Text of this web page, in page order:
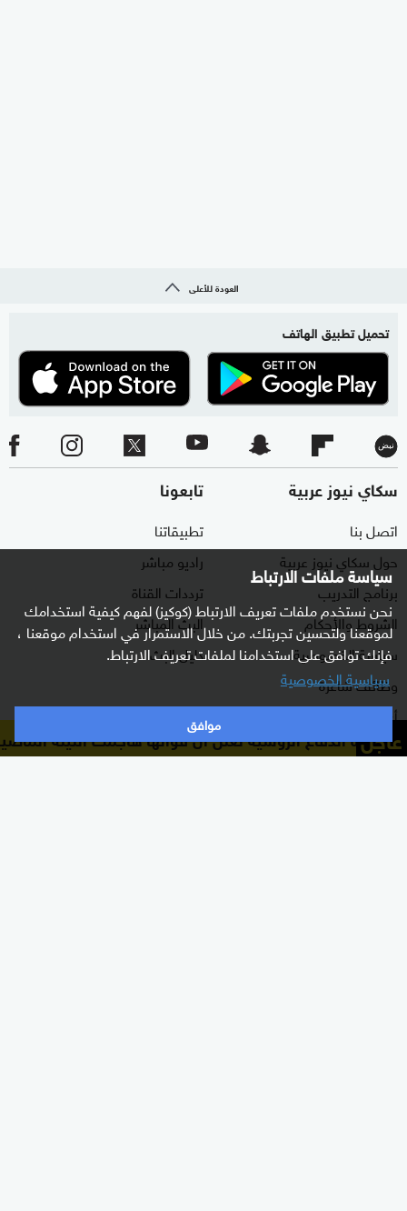
سياسة ملفات الارتباط
نحن نستخدم ملفات تعريف الارتباط (كوكيز) لفهم كيفية استخدامك
لموقعنا ولتحسين تجربتك. من خلال الاستمرار في استخدام موقعنا ،
فإنك توافق على استخدامنا لملفات تعريف الارتباط.
سياسية الخصوصية
موافق
العودة للأعلى
تحميل تطبيق الهاتف
سكاي نيوز عربية
اتصل بنا
حول سكاي نيوز عربية
برنامج التدريب
الشروط والأحكام
سياسة الخصوصية
وظائف شاغرة
أعلن معنا
شاركنا برأيك
تابعونا
تطبيقاتنا
راديو مباشر
ترددات القناة
البث المباشر
دليل البث
عاجل
وزارة الدفاع الروسية تعلن أن قواتها هاجمت الليلة